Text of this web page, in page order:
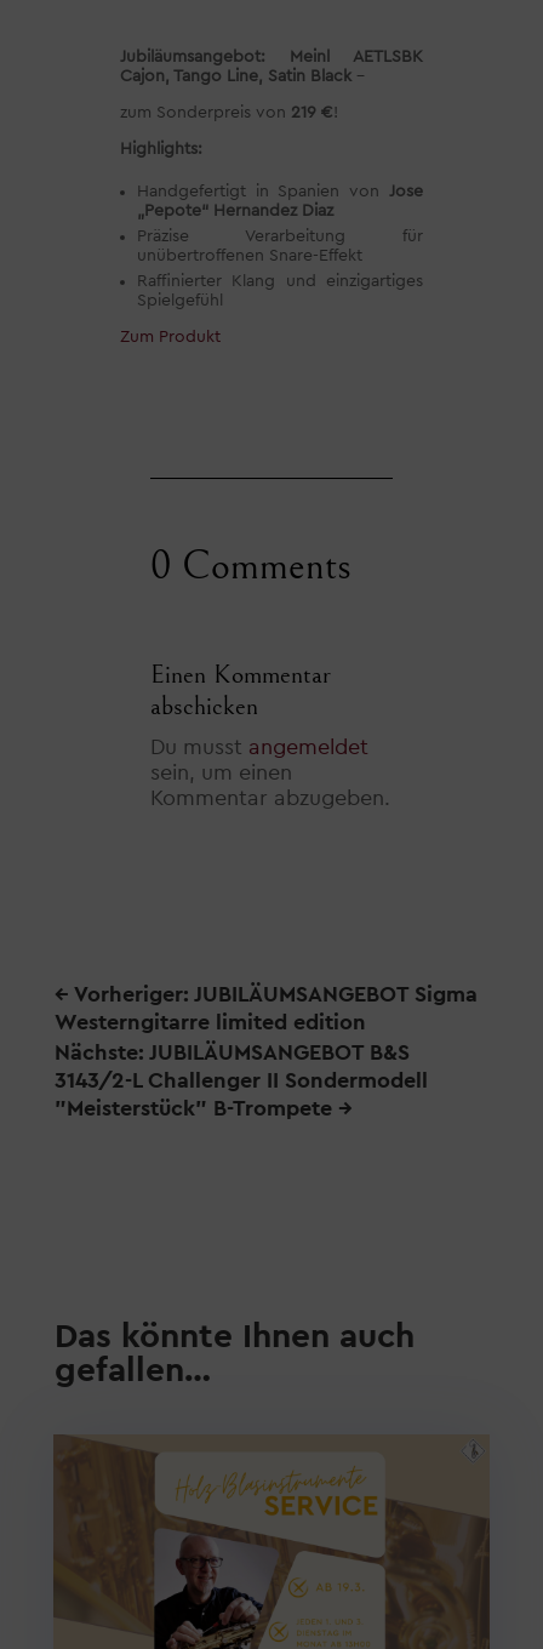
Jubiläumsangebot:
Meinl AETLSBK
Cajon, Tango Line, Satin Black–
zum Sonderpreis von 219 €!
Highlights:
Handgefertigt in Spanien vonJose
„Pepote“ Hernandez Diaz
Präzise Verarbeitung für
unübertroffenen Snare-Effekt
Raffinierter Klang und einzigartiges
Spielgefühl
Zum Produkt
0 Comments
Einen Kommentar
abschicken
Du musst angemeldet
sein, um einen
Kommentar abzugeben.
← Vorheriger: JUBILÄUMSANGEBOT Sigma
Westerngitarre limited edition
Nächste: JUBILÄUMSANGEBOT B&S
3143/2-L Challenger II Sondermodell
"Meisterstück" B-Trompete→
Das könnte Ihnen auch
gefallen…